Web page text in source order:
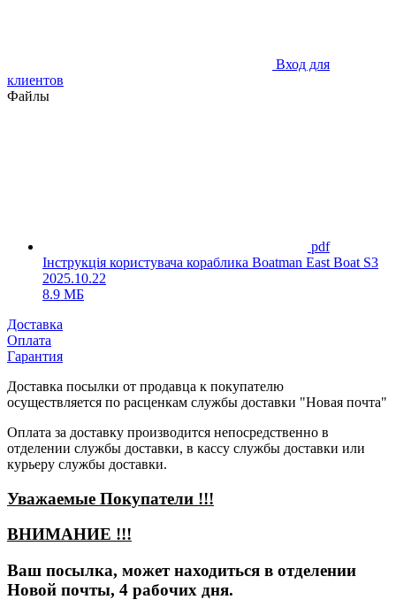
Вход для
клиентов
Файлы
pdf
Інструкція користувача кораблика Boatman East Boat S3
2025.10.22
8.9 МБ
Доставка
Оплата
Гарантия
Доставка посылки от продавца к покупателю
осуществляется по расценкам службы доставки "Новая почта"
Оплата за доставку производится непосредственно в
отделении службы доставки, в кассу службы доставки или
курьеру службы доставки.
Уважаемые Покупатели !!!
ВНИМАНИЕ !!!
Ваш посылка, может находиться в отделении
Новой почты, 4 рабочих дня.